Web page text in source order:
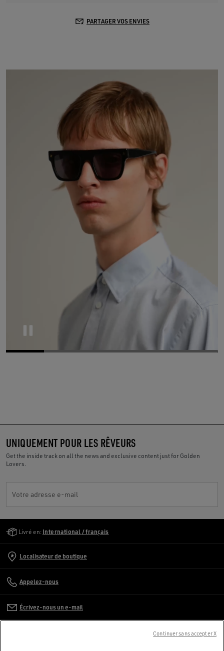
PARTAGER VOS ENVIES
UNIQUEMENT POUR LES RÊVEURS
Get the inside track on all the news and exclusive content just for Golden
Lovers.
Votre adresse e-mail
Livré en: International / français
Localisateur de boutique
Appelez-nous
Écrivez-nous un e-mail
Continuer sans accepter X